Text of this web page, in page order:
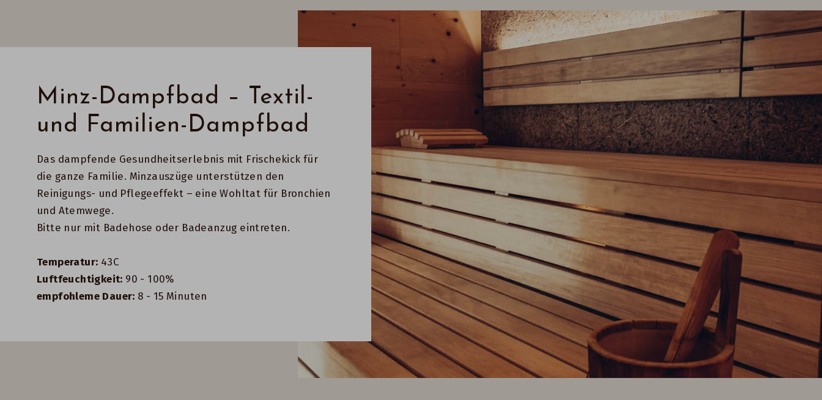
Minz-Dampfbad – Textil-
und Familien-Dampfbad
Das dampfende Gesundheitserlebnis mit Frischekick für
die ganze Familie. Minzauszüge unterstützen den
Reinigungs- und Pflegeeffekt – eine Wohltat für Bronchien
und Atemwege.
Bitte nur mit Badehose oder Badeanzug eintreten.
Temperatur: 43C
Luftfeuchtigkeit: 90 - 100%
empfohleme Dauer: 8 - 15 Minuten